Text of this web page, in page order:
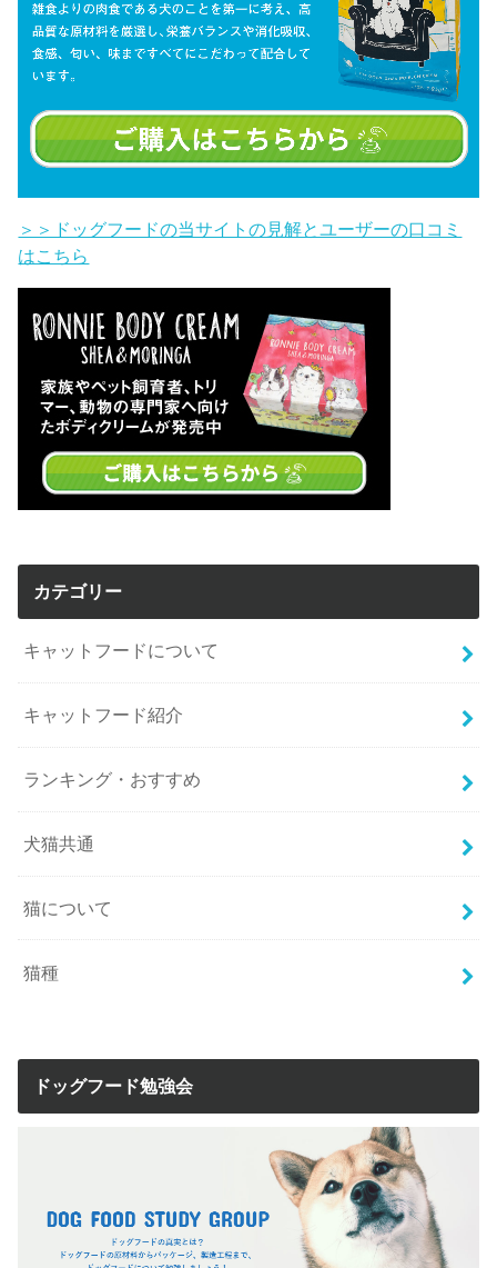
＞＞ドッグフードの当サイトの見解とユーザーの口コミ
はこちら
カテゴリー
キャットフードについて
キャットフード紹介
ランキング・おすすめ
犬猫共通
猫について
猫種
ドッグフード勉強会